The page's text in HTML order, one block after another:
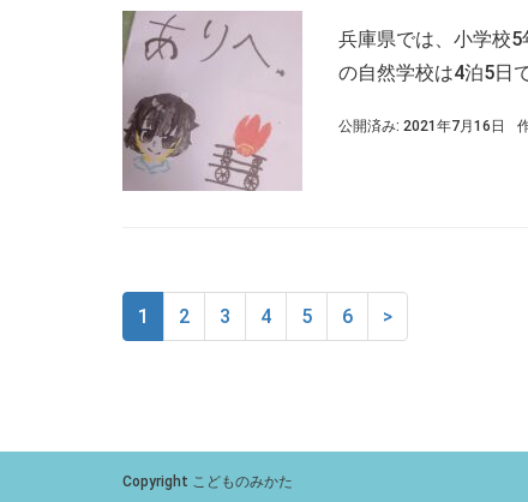
兵庫県では、小学校5
の自然学校は4泊5日
公開済み: 2021年7月16日
1 2 3 4 5 6 >
Copyright こどものみかた